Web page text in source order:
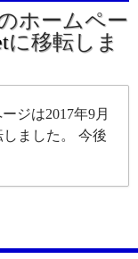
ホームペー
に移転しま
ジは2017年9月
しました。 今後